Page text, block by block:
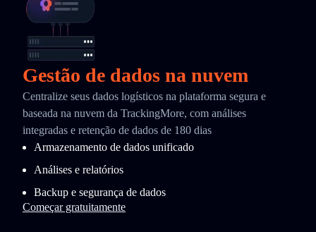
Gestão de dados na nuvem
Centralize seus dados logísticos na plataforma segura e
baseada na nuvem da TrackingMore, com análises
integradas e retenção de dados de 180 dias
Armazenamento de dados unificado
Análises e relatórios
Backup e segurança de dados
Começar gratuitamente